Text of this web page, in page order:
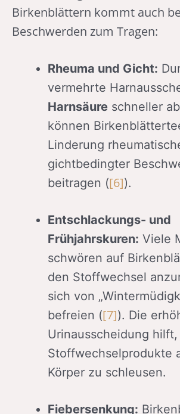
Birkenblättern kommt auch
Beschwerden zum Tragen:
Rheuma und Gicht:
vermehrte
Harnsäure schneller
können
Linderung
gichtbedingter
beitragen ([6]).
Entschlackungs- und
Frühjahrskuren: Viele
schwören auf
den Stoffwechsel
sich von
befreien ([7]). Die
Urinausscheidung hilft,
Stoffwechselprodukte
Körper zu schleusen.
Fiebersenkung: